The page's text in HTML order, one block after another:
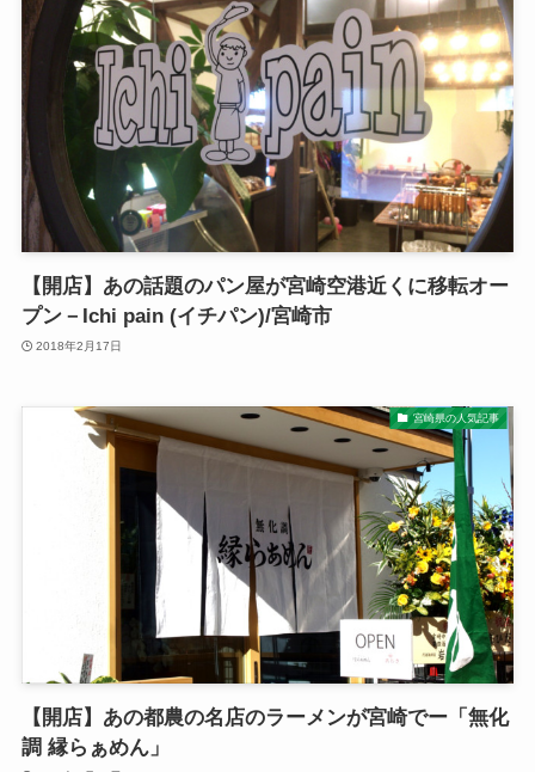
【開店】あの話題のパン屋が宮崎空港近くに移転オー
プン－Ichi pain (イチパン)/宮崎市
2018年2月17日
宮崎県の人気記事
【開店】あの都農の名店のラーメンが宮崎でー「無化
調 縁らぁめん」